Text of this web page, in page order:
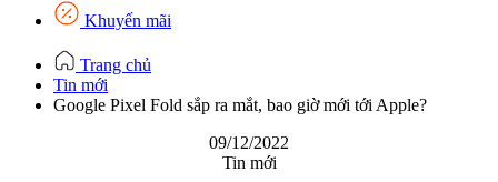
Khuyến mãi
Trang chủ
Tin mới
Google Pixel Fold sắp ra mắt, bao giờ mới tới Apple?
09/12/2022
Tin mới